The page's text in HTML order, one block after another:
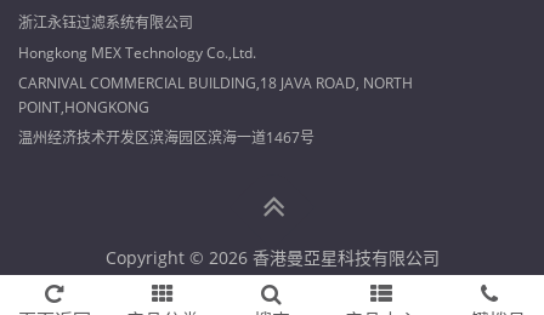
浙江永钰过滤系统有限公司
Hongkong MEX Technology Co.,Ltd.
CARNIVAL COMMERCIAL BUILDING,18 JAVA ROAD, NORTH
POINT,HONGKONG
温州经济技术开发区滨海园区滨海一道1467号
Copyright © 2026 香港曼亞星科技有限公司